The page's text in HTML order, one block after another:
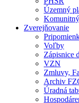
Územný
Zverejňovanie
Voľby
Zápisnice
VZN
Zmluvy,
Archiv
Úradná